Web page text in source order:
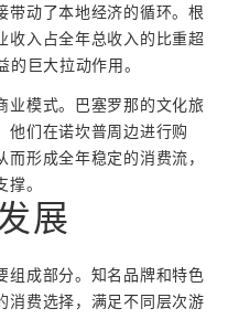
带动了本地经济的循环。根
收入占全年总收入的比重超
巨大拉动作用。
业模式。巴塞罗那的文化旅
他们在诺坎普周边进行购
形成全年稳定的消费流，
。
展
组成部分。知名品牌和特色
消费选择，满足不同层次游